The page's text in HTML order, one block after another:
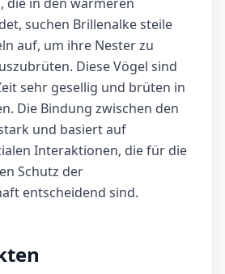
suchen Brillenalke steile
auf, um ihre Nester zu
Diese Vögel sind
sehr gesellig und brüten in
Die Bindung zwischen den
und basiert auf
Interaktionen, die für die
Schutz der
entscheidend sind.